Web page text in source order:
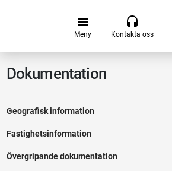
menu
Meny
headset
Kontakta oss
Dokumentation
Geografisk information
Fastighetsinformation
Övergripande dokumentation